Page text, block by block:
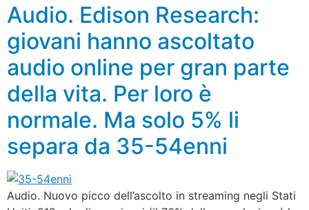
Audio. Edison Research:
giovani hanno ascoltato
audio online per gran parte
della vita. Per loro è
normale. Ma solo 5% li
separa da 35-54enni
Audio. Nuovo picco dell’ascolto in streaming negli Stati